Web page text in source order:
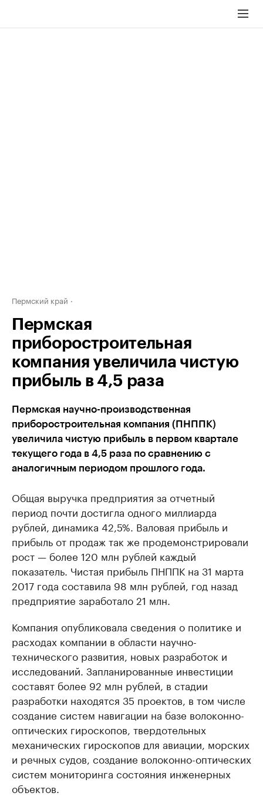
Пермский край
Пермская
приборостроительная
компания увеличила чистую
прибыль в 4,5 раза
Пермская научно-производственная
приборостроительная компания (ПНППК)
увеличила чистую прибыль в первом квартале
текущего года в 4,5 раза по сравнению с
аналогичным периодом прошлого года.
Общая выручка предприятия за отчетный
период почти достигла одного миллиарда
рублей, динамика 42,5%. Валовая прибыль и
прибыль от продаж так же продемонстрировали
рост — более 120 млн рублей каждый
показатель. Чистая прибыль ПНППК на 31 марта
2017 года составила 98 млн рублей, год назад
предприятие заработало 21 млн.
Компания опубликовала сведения о политике и
расходах компании в области научно-
технического развития, новых разработок и
исследований. Запланированные инвестиции
составят более 92 млн рублей, в стадии
разработки находятся 35 проектов, в том числе
создание систем навигации на базе волоконно-
оптических гироскопов, твердотельных
механических гироскопов для авиации, морских
и речных судов, создание волоконно-оптических
систем мониторинга состояния инженерных
объектов.